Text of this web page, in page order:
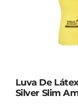
Luva De
Silver Slim